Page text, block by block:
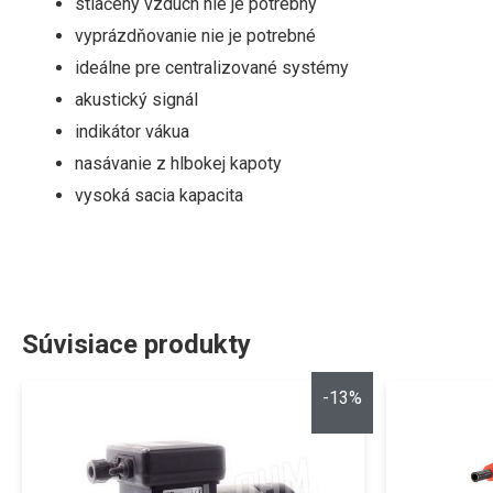
vyprázdňovanie nie je potrebné
ideálne pre centralizované systémy
akustický signál
indikátor vákua
nasávanie z hlbokej kapoty
vysoká sacia kapacita
Súvisiace produkty
-13%